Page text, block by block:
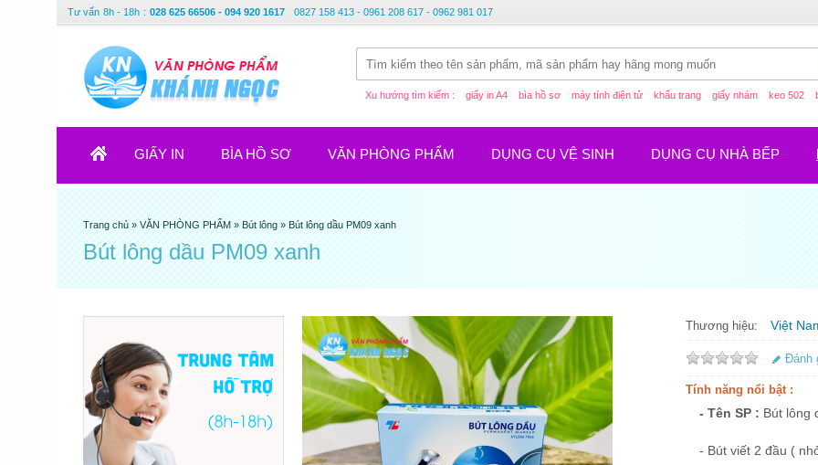
Tư vấn 8h - 18h : 028 625 66506 - 094 920 1617 0827 158 413 - 0961 208 617 - 0962 981 017
Xu hướng tìm kiếm : giấy in A4 bìa hồ sơ máy tính điện tử khẩu trang giấy nhám keo 502
GIẤY IN BÌA HỒ SƠ VĂN PHÒNG PHẨM DỤNG CỤ VỆ SINH DỤNG CỤ NHÀ BẾP
Trang chủ»VĂN PHÒNG PHẨM »Bút lông»Bút lông dầu PM09 xanh
Bút lông dầu PM09 xanh
Thương hiệu: Việt
Đánh
Tính năng nổi bật :
- Tên SP : Bút lông
- Bút viết 2 đầu (